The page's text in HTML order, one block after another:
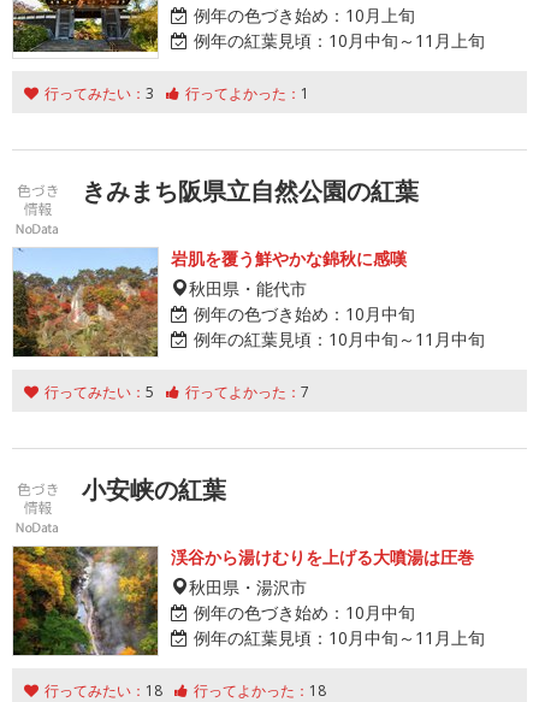
例年の色づき始め： 10月上旬
例年の紅葉見頃： 10月中旬～11月上旬
行ってみたい： 3 行ってよかった： 1
きみまち阪県立自然公園の紅葉
岩肌を覆う鮮やかな錦秋に感嘆
秋田県・能代市
例年の色づき始め： 10月中旬
例年の紅葉見頃： 10月中旬～11月中旬
行ってみたい： 5 行ってよかった： 7
小安峡の紅葉
渓谷から湯けむりを上げる大噴湯は圧巻
秋田県・湯沢市
例年の色づき始め： 10月中旬
例年の紅葉見頃： 10月中旬～11月上旬
行ってみたい： 18 行ってよかった： 18